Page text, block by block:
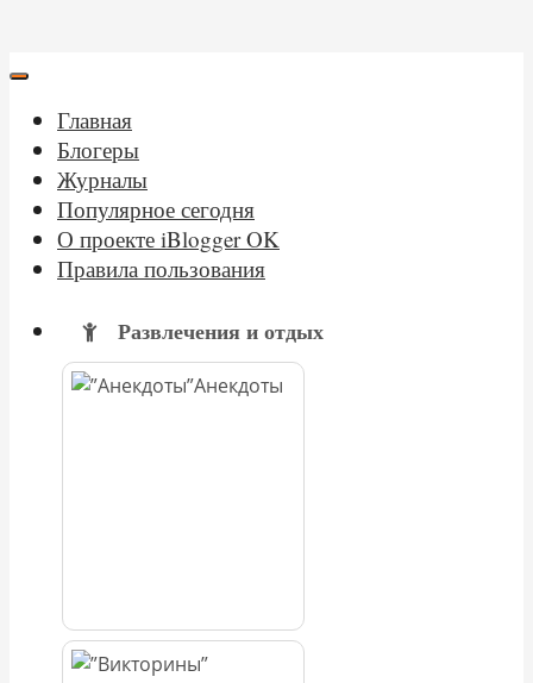
Главная
Блогеры
Журналы
Популярное сегодня
О проекте iBlogger OK
Правила пользования
Развлечения и отдых
Анекдоты